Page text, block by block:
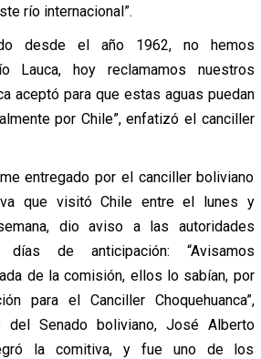
río internacional”.
desde el año 1962, no hemos
Lauca, hoy reclamamos nuestros
aceptó para que estas aguas puedan
por Chile”, enfatizó el canciller
entregado por el canciller boliviano
que visitó Chile entre el lunes y
dio aviso a las autoridades
de anticipación: “Avisamos
de la comisión, ellos lo sabían, por
para el Canciller Choquehuanca”,
del Senado boliviano, José Alberto
la comitiva, y fue uno de los